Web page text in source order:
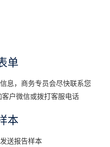
单
息，商务专员会尽快联系您
户微信或拨打客服电话
本
送报告样本